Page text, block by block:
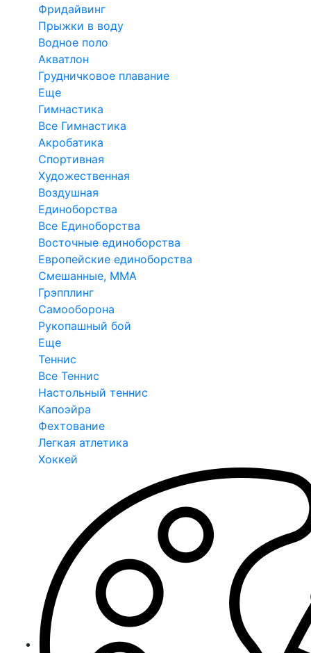
Фридайвинг
Прыжки в воду
Водное поло
Акватлон
Грудничковое плавание
Еще
Гимнастика
Все Гимнастика
Акробатика
Спортивная
Художественная
Воздушная
Единоборства
Все Единоборства
Восточные единоборства
Европейские единоборства
Смешанные, ММА
Грэпплинг
Самооборона
Рукопашный бой
Еще
Теннис
Все Теннис
Настольный теннис
Капоэйра
Фехтование
Легкая атлетика
Хоккей